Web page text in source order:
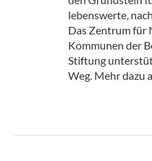
lebenswerte,
Das Zentrum für
Kommunen der
Stiftung
Weg. Mehr dazu